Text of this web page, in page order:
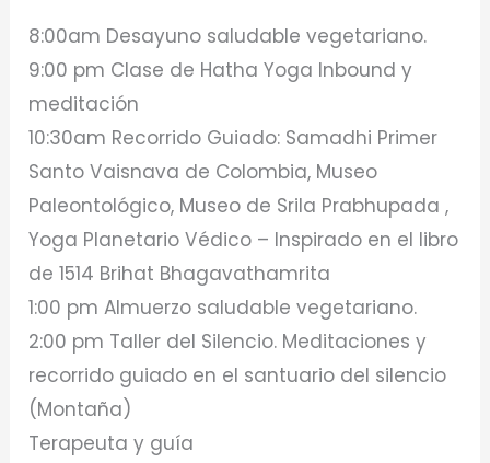
8:00am Desayuno saludable vegetariano.
9:00 pm Clase de Hatha Yoga Inbound y
meditación
10:30am Recorrido Guiado: Samadhi Primer
Santo Vaisnava de Colombia, Museo
Paleontológico, Museo de Srila Prabhupada ,
Yoga Planetario Védico – Inspirado en el libro
de 1514 Brihat Bhagavathamrita
1:00 pm Almuerzo saludable vegetariano.
2:00 pm Taller del Silencio. Meditaciones y
recorrido guiado en el santuario del silencio
(Montaña)
Terapeuta y guía